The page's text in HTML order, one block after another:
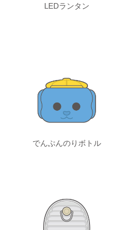
LEDランタン
でんぷんのりボトル